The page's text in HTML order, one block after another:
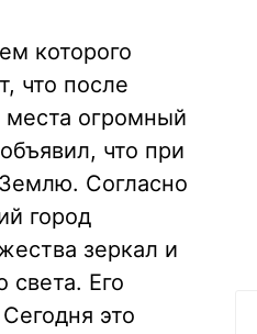
которого
что после
места огромный
что при
Согласно
город
зеркал и
Его
это